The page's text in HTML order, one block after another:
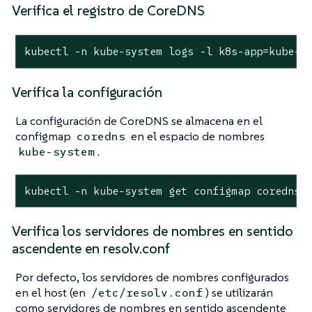
Verifica el registro de CoreDNS
kubectl -n kube-system logs -l k8s-app=kube-
Verifica la configuración
La configuración de CoreDNS se almacena en el
configmap coredns en el espacio de nombres
kube-system.
kubectl -n kube-system get configmap
Verifica los servidores de nombres en sentido
ascendente en resolv.conf
Por defecto, los servidores de nombres configurados
en el host (en /etc/resolv.conf ) se utilizarán
como servidores de nombres en sentido ascendente